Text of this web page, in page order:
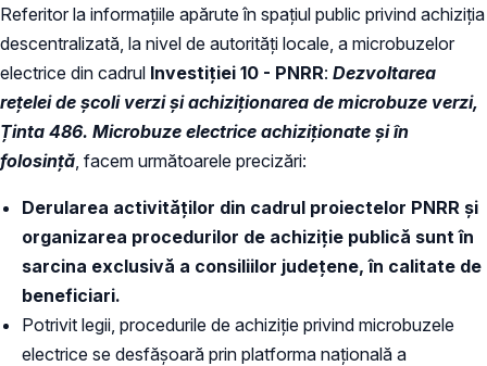
Referitor la informațiile apărute în spațiul public privind achiziția
descentralizată, la nivel de autorități locale, a microbuzelor
electrice din cadrul Investiției 10 - PNRR: Dezvoltarea
rețelei de școli verzi și achiziționarea de microbuze verzi,
Ținta 486. Microbuze electrice achiziționate și în
folosință , facem următoarele precizări:
Derularea activităților din cadrul proiectelor PNRR și
organizarea procedurilor de achiziție publică sunt în
sarcina exclusivă a consiliilor județene, în calitate de
beneficiari.
Potrivit legii, procedurile de achiziție privind microbuzele
electrice se desfășoară prin platforma națională a